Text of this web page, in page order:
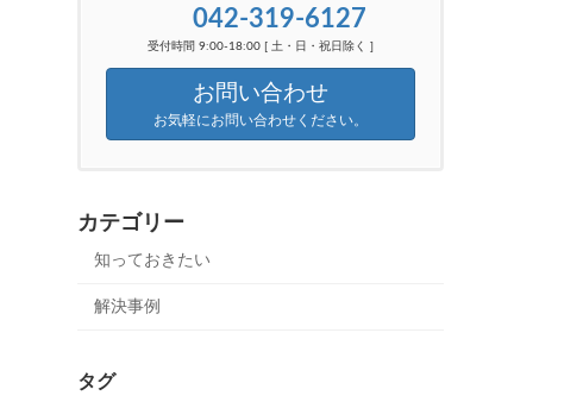
042-319-6127
受付時間 9:00-18:00 [ 土・日・祝日除く ]
お問い合わせ
お気軽にお問い合わせください。
カテゴリー
知っておきたい
解決事例
タグ